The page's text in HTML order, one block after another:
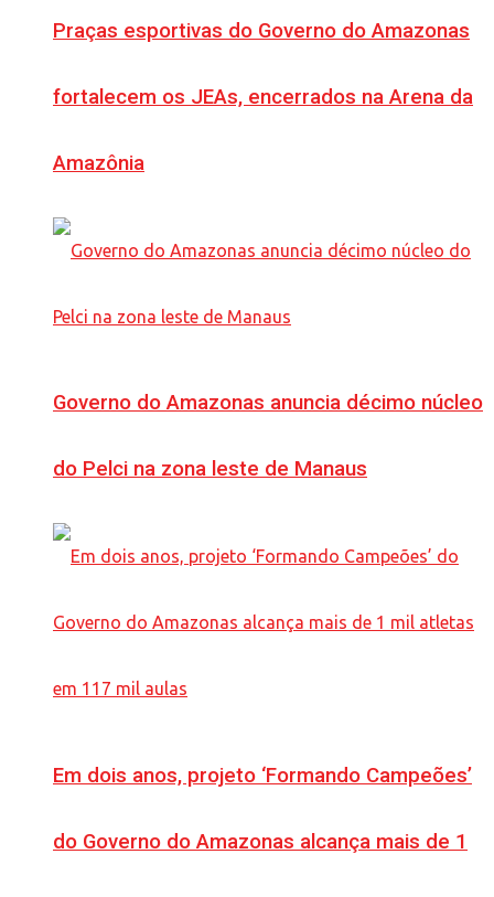
Praças esportivas do Governo do Amazonas
fortalecem os JEAs, encerrados na Arena da
Amazônia
Governo do Amazonas anuncia décimo núcleo
do Pelci na zona leste de Manaus
Em dois anos, projeto ‘Formando Campeões’
do Governo do Amazonas alcança mais de 1